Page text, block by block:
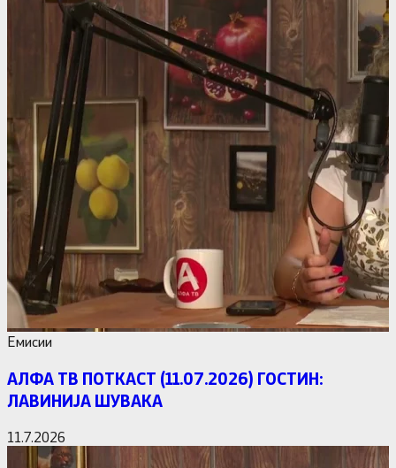
Емисии
АЛФА ТВ ПОТКАСТ (11.07.2026) ГОСТИН:
ЛАВИНИЈА ШУВАКА
11.7.2026